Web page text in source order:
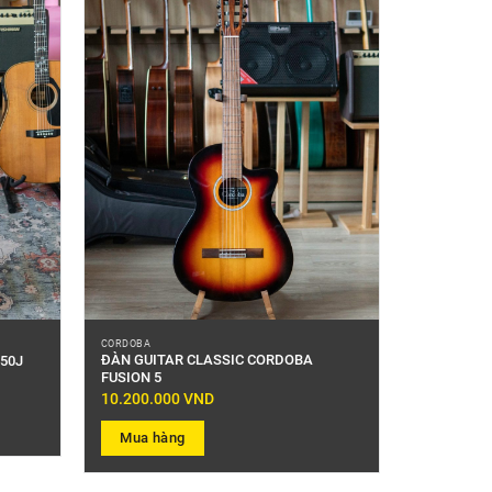
CORDOBA
ĐÀN GUITAR CLASSIC CORDOBA
FUSION 5
10.200.000VND
Mua hàng